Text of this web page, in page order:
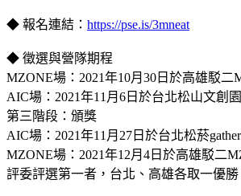
◆ 報名連結： https://pse.is/3mneat
◆ 徵選與營隊期程
MZONE場：2021年10月30日於高雄駁二
AIC場：2021年11月6日於台北松山文創
第三階段：頒獎
AIC場：2021年11月27日於台北松菸
MZONE場：2021年12月4日於高雄駁二
評委評選第一者，台北、高雄各取一優勝